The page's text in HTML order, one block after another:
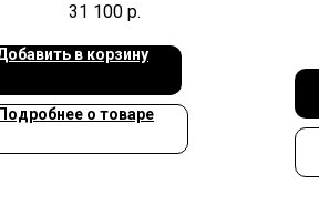
31 100 р.
в корзину
Подробнее о товаре